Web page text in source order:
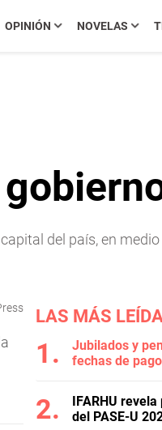
OPINIÓN NOVELAS
del país, en
LAS MÁS
Jubilados y
fechas de
IFARHU
del PASE-U